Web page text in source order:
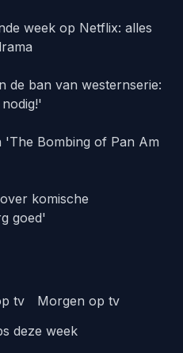
week op Netflix: alles
de ban van westernserie:
'The Bombing of Pan Am
komische
goed'
tv
Morgen op tv
deze week